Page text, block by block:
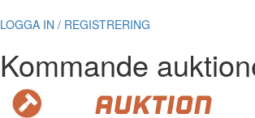
LOGGA IN / REGISTRERING
Kommande